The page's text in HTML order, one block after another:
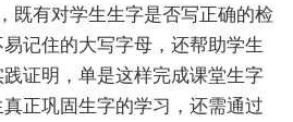
既有对学生生字是否写正确的检
记住的大写字母，还帮助学生
证明，单是这样完成课堂生字
正巩固生字的学习，还需通过